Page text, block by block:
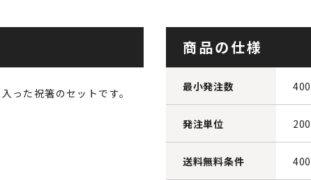
った祝箸のセットです。
商品の仕様
最小発注数 400
発注単位
送料無料条件